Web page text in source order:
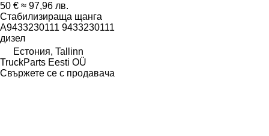
50 € ≈ 97,96 лв.
Стабилизираща щанга
A9433230111 9433230111
дизел
Естония, Tallinn
TruckParts Eesti OÜ
Свържете се с продавача